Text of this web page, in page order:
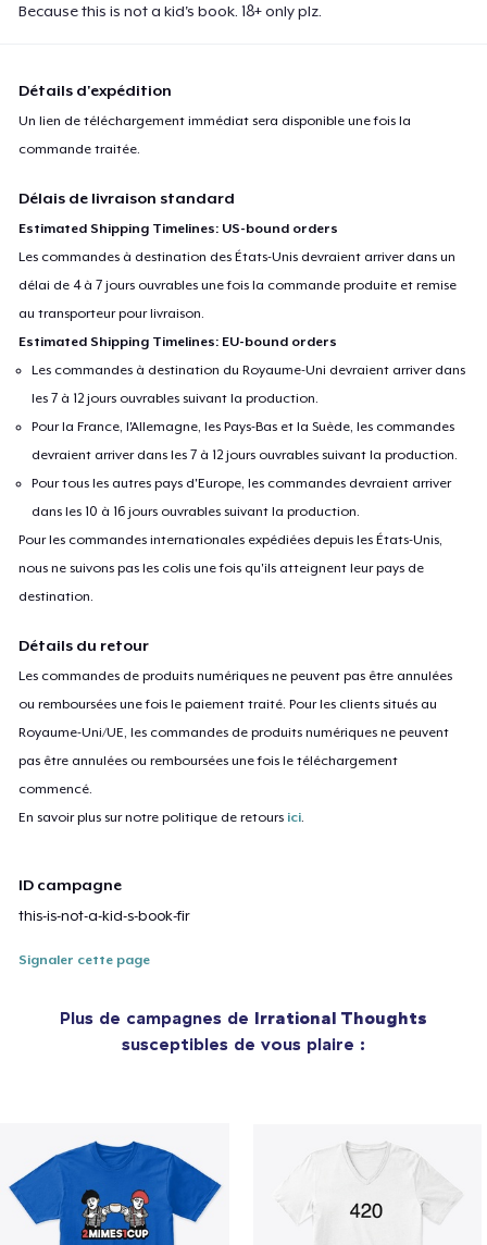
Because this is not a kid's book. 18+ only plz.
Détails d'expédition
Un lien de téléchargement immédiat sera disponible une fois la
commande traitée.
Délais de livraison standard
Estimated Shipping Timelines: US-bound orders
Les commandes à destination des États-Unis devraient arriver dans un
délai de 4 à 7 jours ouvrables une fois la commande produite et remise
au transporteur pour livraison.
Estimated Shipping Timelines: EU-bound orders
Les commandes à destination du Royaume-Uni devraient arriver dans
les 7 à 12 jours ouvrables suivant la production.
Pour la France, l'Allemagne, les Pays-Bas et la Suède, les commandes
devraient arriver dans les 7 à 12 jours ouvrables suivant la production.
Pour tous les autres pays d'Europe, les commandes devraient arriver
dans les 10 à 16 jours ouvrables suivant la production.
Pour les commandes internationales expédiées depuis les États-Unis,
nous ne suivons pas les colis une fois qu'ils atteignent leur pays de
destination.
Détails du retour
Les commandes de produits numériques ne peuvent pas être annulées
ou remboursées une fois le paiement traité. Pour les clients situés au
Royaume-Uni/UE, les commandes de produits numériques ne peuvent
pas être annulées ou remboursées une fois le téléchargement
commencé.
En savoir plus sur notre politique de retours ici
ID campagne
this-is-not-a-kid-s-book-fir
Signaler cette page
Plus de campagnes de Irrational Thoughts
susceptibles de vous plaire :